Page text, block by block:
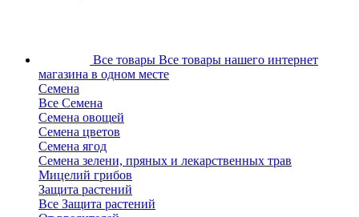
Все товары Все товары нашего интернет
магазина в одном месте
Семена
Все Семена
Семена овощей
Семена цветов
Семена ягод
Семена зелени, пряных и лекарственных трав
Мицелий грибов
Защита растений
Все Защита растений